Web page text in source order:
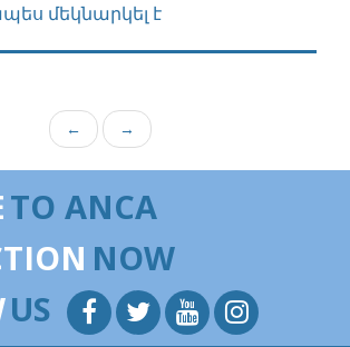
մեկնարկել է
← →
TO ANCA
NOW
US